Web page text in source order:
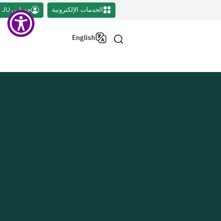
الخدمات الإلكترونية حسابي JU
English